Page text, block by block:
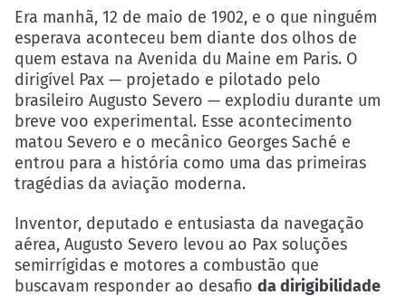
Era manhã, 12 de maio de 1902, e o que ninguém
esperava aconteceu bem diante dos olhos de
quem estava na Avenida du Maine em Paris. O
dirigível Pax — projetado e pilotado pelo
brasileiro Augusto Severo — explodiu durante um
breve voo experimental. Esse acontecimento
matou Severo e o mecânico Georges Saché e
entrou para a história como uma das primeiras
tragédias da aviação moderna.
Inventor, deputado e entusiasta da navegação
aérea, Augusto Severo levou ao Pax soluções
semirrígidas e motores a combustão que
buscavam responder ao desafio da dirigibilidade